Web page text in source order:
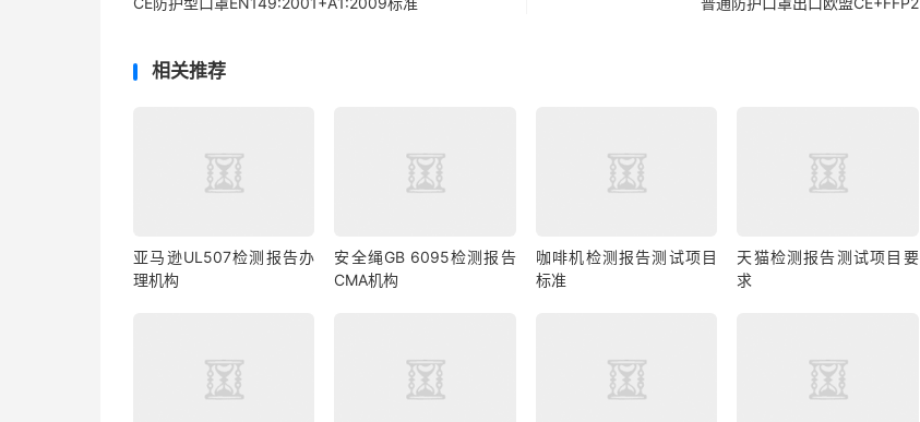
相关推荐
亚马逊UL507检测报告办
理机构
安全绳GB 6095检测报告
CMA机构
咖啡机检测报告测试项目
标准
天猫检测报告测试项目要
求